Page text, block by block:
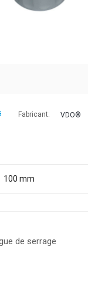
Fabricant: VDO®
100 mm
de serrage